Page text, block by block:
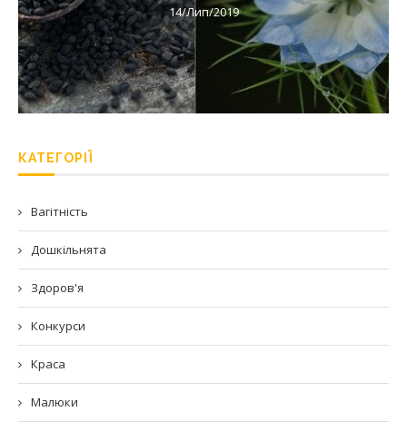
14/Лип/2019
КАТЕГОРІЇ
Вагітність
Дошкільнята
Здоров'я
Конкурси
Краса
Малюки